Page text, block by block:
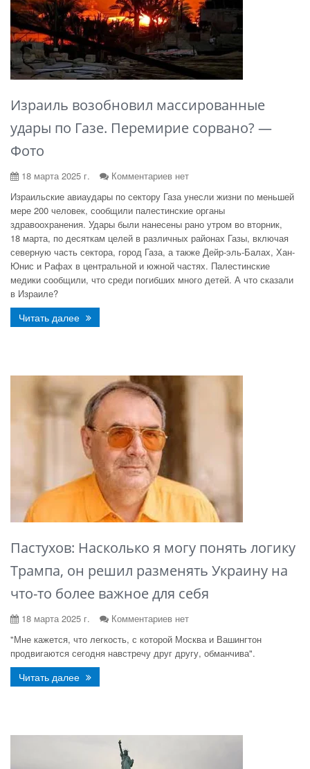
Израиль возобновил массированные
удары по Газе. Перемирие сорвано? —
Фото
18 марта 2025 г.
Комментариев нет
Израильские авиаудары по сектору Газа унесли жизни по меньшей
мере 200 человек, сообщили палестинские органы
здравоохранения. Удары были нанесены рано утром во вторник,
18 марта, по десяткам целей в различных районах Газы, включая
северную часть сектора, город Газа, а также Дейр-эль-Балах, Хан-
Юнис и Рафах в центральной и южной частях. Палестинские
медики сообщили, что среди погибших много детей. А что сказали
в Израиле?
Читать далее
Пастухов: Насколько я могу понять логику
Трампа, он решил разменять Украину на
что-то более важное для себя
18 марта 2025 г.
Комментариев нет
"Мне кажется, что легкость, с которой Москва и Вашингтон
продвигаются сегодня навстречу друг другу, обманчива".
Читать далее